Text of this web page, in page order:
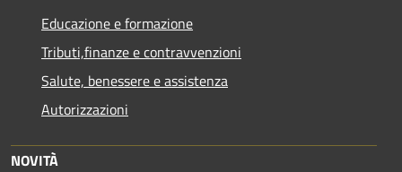
Educazione e formazione
Tributi,finanze e contravvenzioni
Salute, benessere e assistenza
Autorizzazioni
NOVITÀ